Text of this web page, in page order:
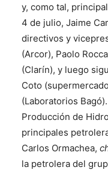
y, como tal,
4 de julio, Jaime
directivos y
(Arcor), Paolo
(Clarín), y luego
Coto
(Laboratorios
Producción de
principales
Carlos Ormachea,
la petrolera del